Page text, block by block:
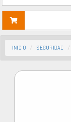
INICIO SEGURIDAD